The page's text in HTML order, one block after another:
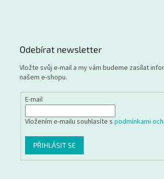
Odebírat newsletter
Vložte svůj e-mail a my vám budeme zasílat
našem e-shopu.
E-mail
Vložením e-mailu souhlasíte spodmínkami
PŘIHLÁSIT SE